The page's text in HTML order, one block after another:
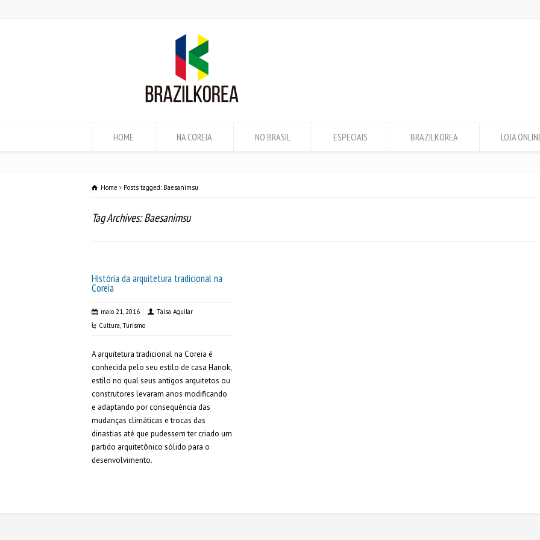
HOME NA COREIA NO BRASIL ESPECIAIS BRAZILKOREA LOJA
Home Posts tagged: Baesanimsu
Tag Archives: Baesanimsu
História da arquitetura tradicional na
Coreia
maio 21, 2016
Taisa Aguilar
Cultura,Turismo
A arquitetura tradicional na Coreia é
conhecida pelo seu estilo de casa Hanok,
estilo no qual seus antigos arquitetos ou
construtores levaram anos modificando
e adaptando por consequência das
mudanças climáticas e trocas das
dinastias até que pudessem ter criado um
partido arquitetônico sólido para o
desenvolvimento.